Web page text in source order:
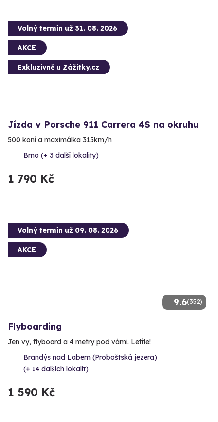
Volný termín už 31. 08. 2026
AKCE
Exkluzivně u Zážitky.cz
Jízda v Porsche 911 Carrera 4S na okruhu
500 koní a maximálka 315km/h
Brno (+ 3 další lokality)
1 790 Kč
9.6(352)
Volný termín už 09. 08. 2026
AKCE
Flyboarding
Jen vy, flyboard a 4 metry pod vámi. Letíte!
Brandýs nad Labem (Proboštská jezera)
(+ 14 dalších lokalit)
1 590 Kč